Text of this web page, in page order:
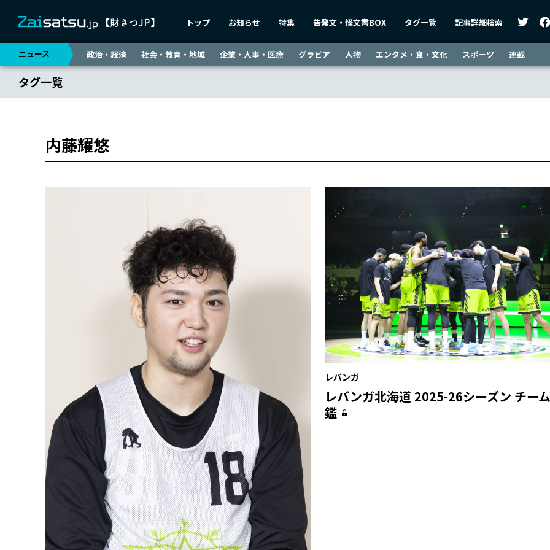
トップ お知らせ 特集 告発文・怪文書BOX タグ一覧 記事詳細検索
ニュース 政治・経済 社会・教育・地域 企業・人事・医療 グラビア 人物 エンタメ・食・文化 スポーツ 連載
タグ一覧
内藤耀悠
レバンガ
レバンガ北海道 2025-26シーズン チー
鑑